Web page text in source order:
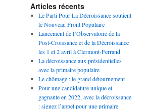
Articles récents
Le Parti Pour La Décroissance soutient
le Nouveau Front Populaire
Lancement de l’Observatoire de la
Post-Croissance et de la Décroissance
les 1 et 2 avril à Clermont-Ferrand
La décroissance aux présidentielles
avec la primaire populaire
Le chômage : le grand détournement
Pour une candidature unique et
gagnante en 2022, avec la décroissance
: signez l’appel pour une primaire